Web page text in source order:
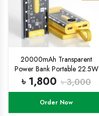
20000mAh Transparent
Power Bank Portable 22.5W
Fast Charging , PD 22W
External Battery Charger
Powerbank
৳ 1,800 ৳ 3,000
Order Now